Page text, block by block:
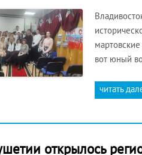
вот юный
читать
открылось